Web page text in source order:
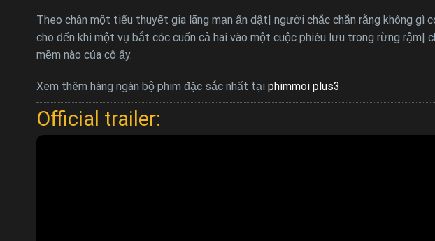
Theo chân một tiểu thuyết gia lãng mạn ẩn dật| người chắc chắn rằng không
cho đến khi một vụ bắt cóc cuốn cả hai vào một cuộc phiêu lưu trong rừng
mềm nào của cô ấy.
Xem thêm hàng ngàn bộ phim đặc sắc nhất tại phimmoi plus3
Official trailer: